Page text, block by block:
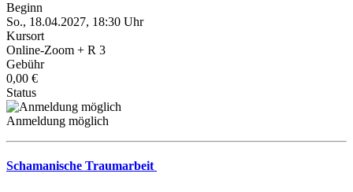
Beginn
So., 18.04.2027, 18:30 Uhr
Kursort
Online-Zoom + R 3
Gebühr
0,00 €
Status
Anmeldung möglich
Schamanische Traumarbeit